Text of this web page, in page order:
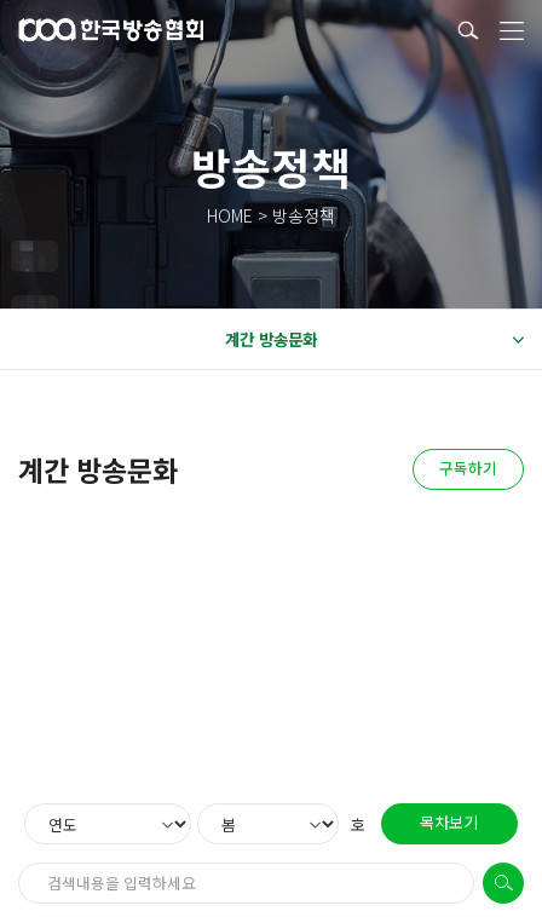
방송정책
HOME > 방송정책
계간 방송문화
계간 방송문화 구독하기
호 목차보기